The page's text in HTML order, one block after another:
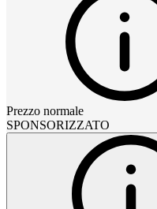
Prezzo normale
SPONSORIZZATO